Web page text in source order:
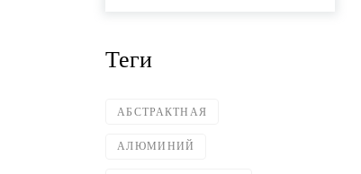
Теги
АБСТРАКТНАЯ
АЛЮМИНИЙ